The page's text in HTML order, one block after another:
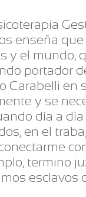
enseña
y el mundo,
portador
Carabelli en
y se
día a
en el
termino
esclavos